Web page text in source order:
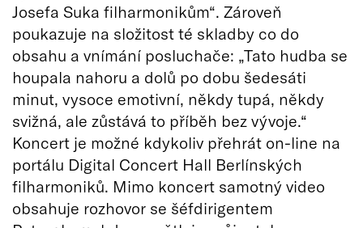
Josefa Suka filharmonikům“. Zároveň
poukazuje na složitost té skladby co do
obsahu a vnímání posluchače: „Tato hudba se
houpala nahoru a dolů po dobu šedesáti
minut, vysoce emotivní, někdy tupá, někdy
svižná, ale zůstává to příběh bez vývoje.“
Koncert je možné kdykoliv přehrát on-line na
portálu Digital Concert Hall Berlínských
filharmoniků. Mimo koncert samotný video
obsahuje rozhovor se šéfdirigentem